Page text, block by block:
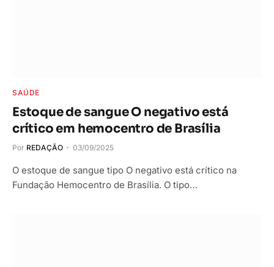
SAÚDE
Estoque de sangue O negativo está
crítico em hemocentro de Brasília
Por REDAÇÃO 03/09/2025
O estoque de sangue tipo O negativo está crítico na
Fundação Hemocentro de Brasília. O tipo…